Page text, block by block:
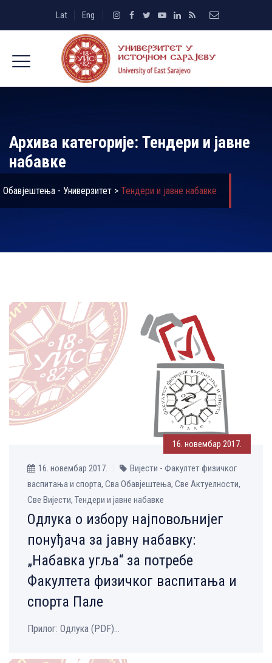
Lat Eng
Архива категорије: Тендери и јавне
набавке
Обавјештења - Универзитет > Тендери и јавне набавке
16. новембар 2017.
16. новембар 2017.
Вијести - Факултет физичког
васпитања и спорта, Сва Обавјештења, Све Aктуелности,
Све Вијести, Тендери и јавне набавке
Одлукa о избору најповољнијег
понуђача за јавну набавку:
„Набавка угља“ за потребе
Факултета физичког васпитања и
спорта Пале
Прилог: Одлука (PDF)...